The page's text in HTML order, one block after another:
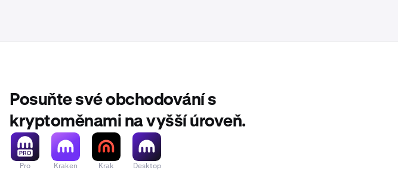
Posuňte své obchodování s
kryptoměnami na vyšší úroveň.
Pro Kraken Krak Desktop